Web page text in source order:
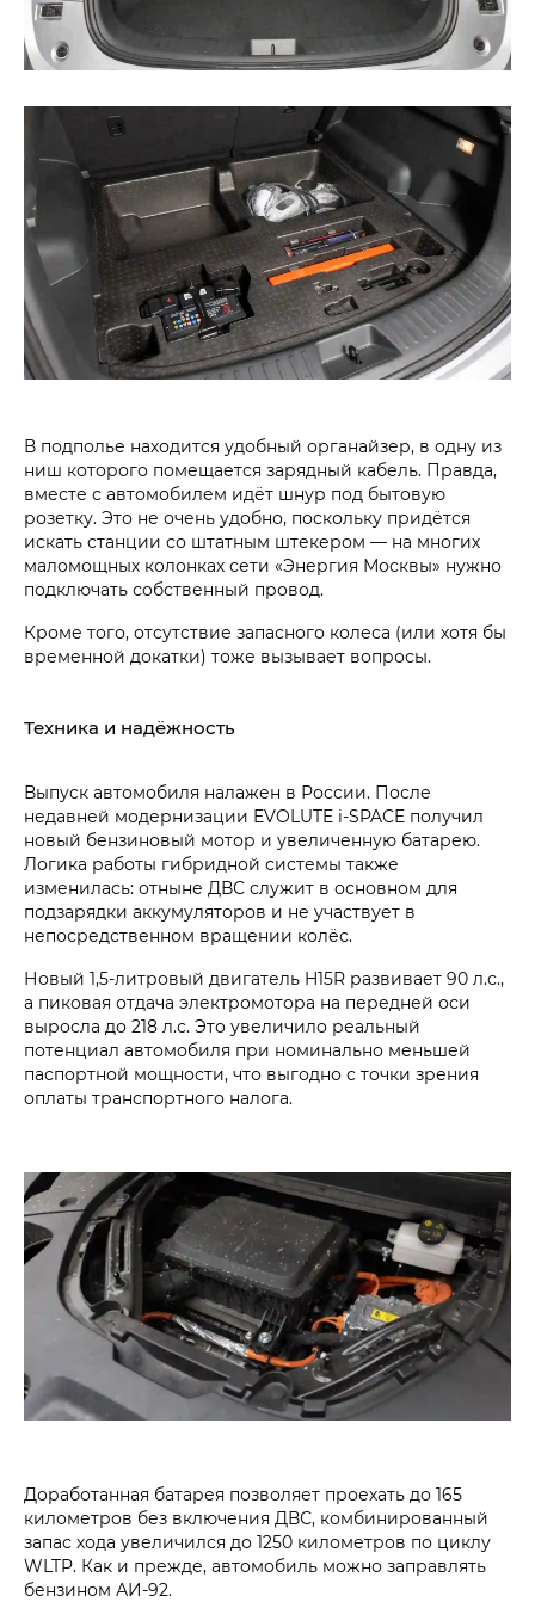
В подполье находится удобный органайзер, в одну из
ниш которого помещается зарядный кабель. Правда,
вместе с автомобилем идёт шнур под бытовую
розетку. Это не очень удобно, поскольку придётся
искать станции со штатным штекером — на многих
маломощных колонках сети «Энергия Москвы» нужно
подключать собственный провод.
Кроме того, отсутствие запасного колеса (или хотя бы
временной докатки) тоже вызывает вопросы.
Техника и надёжность
Выпуск автомобиля налажен в России. После
недавней модернизации EVOLUTE i‑SPACE получил
новый бензиновый мотор и увеличенную батарею.
Логика работы гибридной системы также
изменилась: отныне ДВС служит в основном для
подзарядки аккумуляторов и не участвует в
непосредственном вращении колёс.
Новый 1,5-литровый двигатель H15R развивает 90 л.с.,
а пиковая отдача электромотора на передней оси
выросла до 218 л.с. Это увеличило реальный
потенциал автомобиля при номинально меньшей
паспортной мощности, что выгодно с точки зрения
оплаты транспортного налога.
Доработанная батарея позволяет проехать до 165
километров без включения ДВС, комбинированный
запас хода увеличился до 1250 километров по циклу
WLTP. Как и прежде, автомобиль можно заправлять
бензином АИ-92.